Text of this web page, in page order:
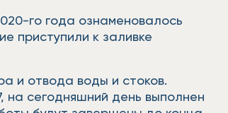
го года ознаменовалось
приступили к заливке
и отвода воды и стоков.
на сегодняшний день выполнен